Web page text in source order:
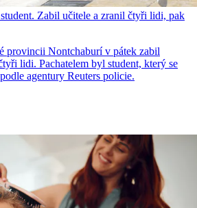
Zabil učitele a zranil čtyři lidi, pak
provincii Nontchaburí v pátek zabil
lidi. Pachatelem byl student, který se
agentury Reuters policie.